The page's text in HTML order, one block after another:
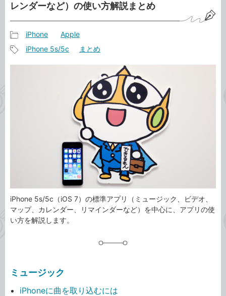
レンダーなど）の使い方解説まとめ
事
カ
iPhone Apple
iPhone 5s/5c まとめ
iPhone 5s/5c（iOS 7）の標準アプリ（ミュージック、ビデオ、
マップ、カレンダー、リマインダーなど）を中心に、アプリの使
い方を解説します。
ミュージック
iPhoneに曲を取り込むには